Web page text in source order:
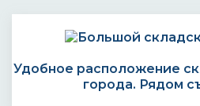
Удобное расположение
города. Рядом